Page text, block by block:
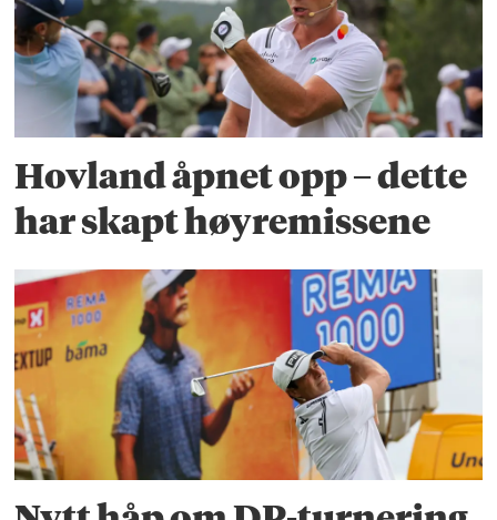
Hovland åpnet opp – dette
har skapt høyremissene